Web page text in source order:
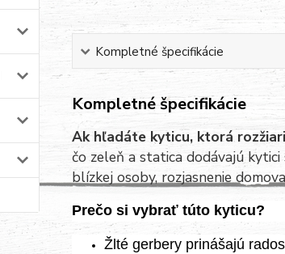
Kompletné špecifikácie
Kompletné špecifikácie
Ak hľadáte kyticu, ktorá
čo zeleň a statica dodávajú
blízkej osoby, rozjasnenie
Prečo si vybrať túto kyticu?
Žlté gerbery prinášajú